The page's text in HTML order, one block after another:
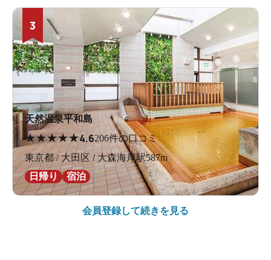
3
天然温泉平和島
★★★★★4.6206件の口コミ
東京都 / 大田区 / 大森海岸駅587m
日帰り
宿泊
会員登録して続きを見る